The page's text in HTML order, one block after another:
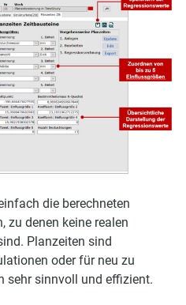
die berechneten
zu denen keine realen
Planzeiten sind
oder für neu zu
sehr sinnvoll und effizient.